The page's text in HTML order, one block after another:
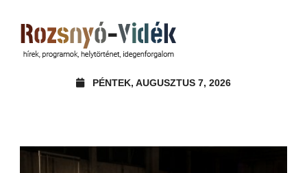
PÉNTEK, AUGUSZTUS 7, 2026